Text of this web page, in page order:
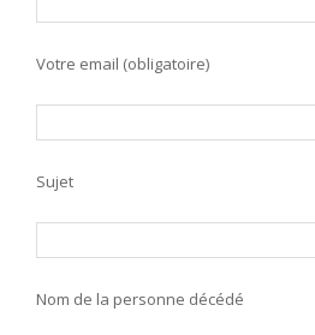
Votre email (obligatoire)
Sujet
Nom de la personne décédé